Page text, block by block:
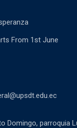
From 1st June
Domingo, parroquia